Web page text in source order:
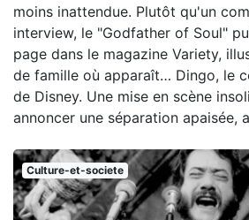
moins inattendue. Plutôt qu'un
interview, le "Godfather of Soul"
page dans le magazine Variety,
de famille où apparaît… Dingo, le
de Disney. Une mise en scène
annoncer une séparation apaisée,
Culture-et-societe